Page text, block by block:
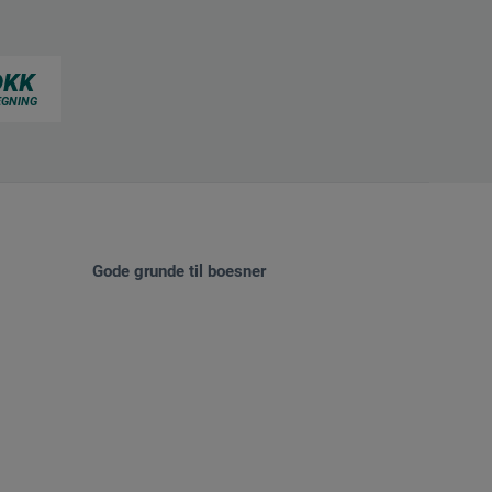
Gode grunde til boesner